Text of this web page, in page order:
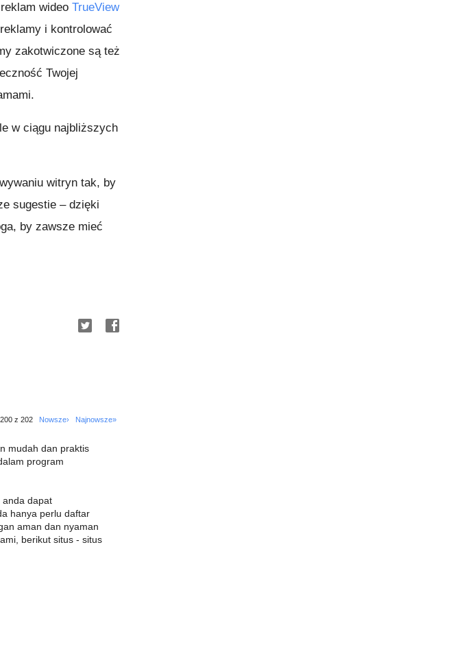
wideo TrueView
i kontrolować
zakotwiczone są też
Twojej
w ciągu najbliższych
witryn tak, by
sugestie – dzięki
by zawsze mieć
z 202 Nowsze› Najnowsze»
mudah dan praktis
program
anda dapat
hanya perlu daftar
aman dan nyaman
berikut situs - situs